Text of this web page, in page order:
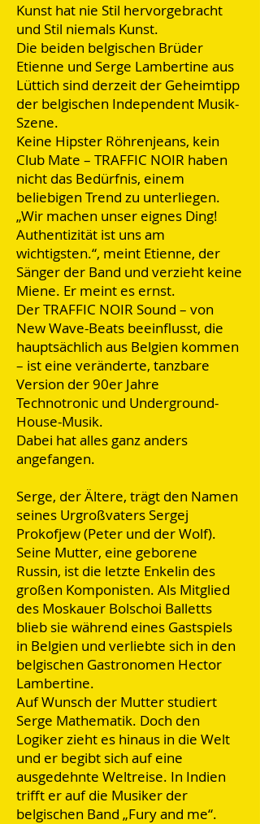
Kunst hat nie Stil hervorgebracht
und Stil niemals Kunst.
Die beiden belgischen Brüder
Etienne und Serge Lambertine aus
Lüttich sind derzeit der Geheimtipp
der belgischen Independent Musik-
Szene.
Keine Hipster Röhrenjeans, kein
Club Mate – TRAFFIC NOIR haben
nicht das Bedürfnis, einem
beliebigen Trend zu unterliegen.
„Wir machen unser eignes Ding!
Authentizität ist uns am
wichtigsten.“, meint Etienne, der
Sänger der Band und verzieht keine
Miene. Er meint es ernst.
Der TRAFFIC NOIR Sound – von
New Wave-Beats beeinflusst, die
hauptsächlich aus Belgien kommen
– ist eine veränderte, tanzbare
Version der 90er Jahre
Technotronic und Underground-
House-Musik.
Dabei hat alles ganz anders
angefangen.
Serge, der Ältere, trägt den Namen
seines Urgroßvaters Sergej
Prokofjew (Peter und der Wolf).
Seine Mutter, eine geborene
Russin, ist die letzte Enkelin des
großen Komponisten. Als Mitglied
des Moskauer Bolschoi Balletts
blieb sie während eines Gastspiels
in Belgien und verliebte sich in den
belgischen Gastronomen Hector
Lambertine.
Auf Wunsch der Mutter studiert
Serge Mathematik. Doch den
Logiker zieht es hinaus in die Welt
und er begibt sich auf eine
ausgedehnte Weltreise. In Indien
trifft er auf die Musiker der
belgischen Band „Fury and me“.